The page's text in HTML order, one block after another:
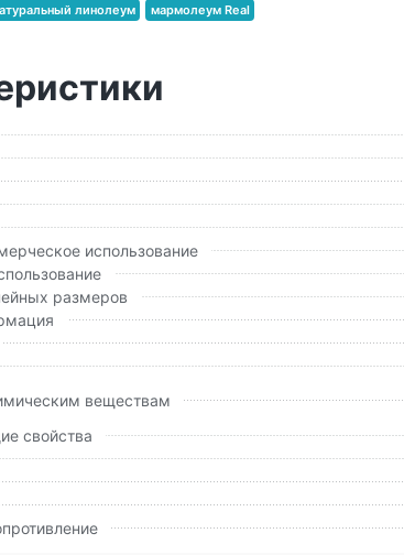
линолеум мармолеум Real
использование
размеров
веществам
свойства